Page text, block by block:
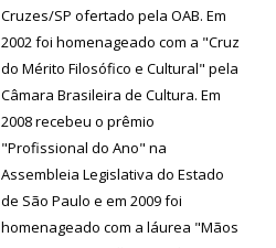
Cruzes/SP ofertado pela OAB. Em
2002 foi homenageado com a "Cruz
do Mérito Filosófico e Cultural" pela
Câmara Brasileira de Cultura. Em
2008 recebeu o prêmio
"Profissional do Ano" na
Assembleia Legislativa do Estado
de São Paulo e em 2009 foi
homenageado com a láurea "Mãos